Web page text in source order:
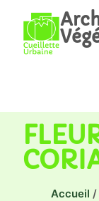
Accueil /